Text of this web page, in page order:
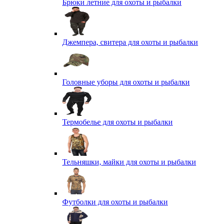
Брюки летние для охоты и рыбалки
Джемпера, свитера для охоты и рыбалки
Головные уборы для охоты и рыбалки
Термобелье для охоты и рыбалки
Тельняшки, майки для охоты и рыбалки
Футболки для охоты и рыбалки